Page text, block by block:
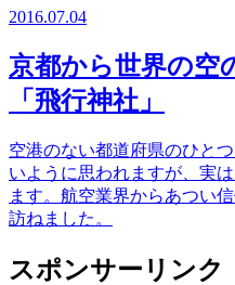
2016.07.04
京都から世界の空
「飛行神社」
空港のない都道府県のひと
いように思われますが、実
ます。航空業界からあつい
訪ねました。
スポンサーリンク